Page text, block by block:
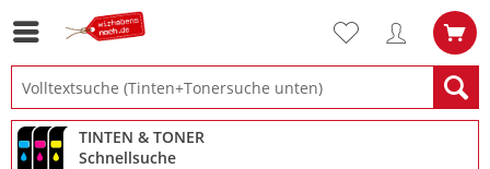
TINTEN & TONER
Schnellsuche